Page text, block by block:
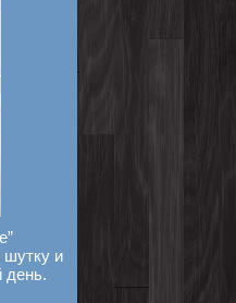
шутку и
день.